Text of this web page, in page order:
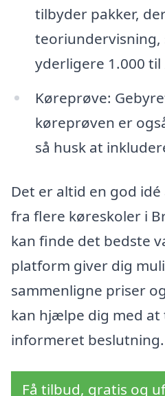
tilbyder pakker,
teoriundervisning,
yderligere 1.000 til
Køreprøve:
køreprøven er
så husk at
Det er altid en god
fra flere køreskoler i
kan finde det bedste
platform giver dig
sammenligne priser
kan hjælpe dig med
informeret beslutning.
Få tilbud, gratis og